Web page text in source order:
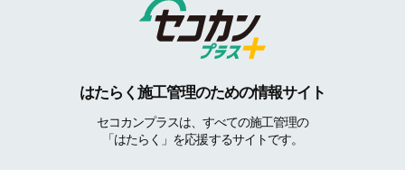
はたらく施工管理のための情報サイト
セコカンプラスは、すべての施工管理の
「はたらく」を応援するサイトです。